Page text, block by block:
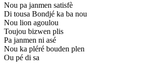
Nou pa janmen satisfè
Di tousa Bondjé ka ba nou
Nou lion agoulou
Toujou bizwen plis
Pa janmen ni asé
Nou ka pléré bouden plen
Ou pé di sa